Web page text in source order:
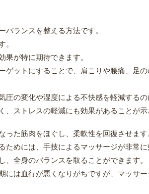
バランスを整える方法です。
。
果が特に期待できます。
ットにすることで、肩こりや腰痛、足
の変化や湿度による不快感を軽減するの
ストレスの軽減にも効果があることが示
た筋肉をほぐし、柔軟性を回復させます
めには、手技によるマッサージが非常に
全身のバランスを取ることができます。
は血行が悪くなりがちですが、マッサ